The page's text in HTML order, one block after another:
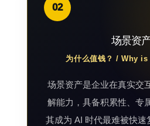
02
场景资
为什么值钱？ / Why
场景资产是企业在真实交
解能力，具备积累性、专
其成为 AI 时代最难被快速